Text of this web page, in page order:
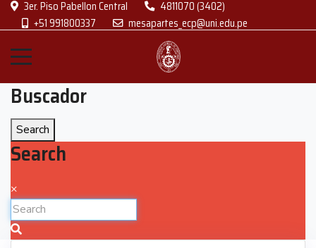
3er. Piso Pabellon Central
4811070 (3402)
+51 991800337
mesapartes_ecp@uni.edu.pe
Buscador
Search
Search
×